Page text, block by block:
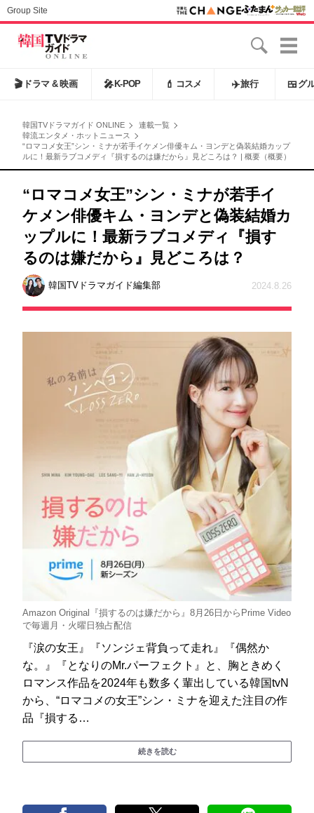
Group Site
🎬 ドラマ & 映画 🎤 K-POP 💄 コスメ ✈️旅行 🍱 グ
韓国TVドラマガイド ONLINE
連載一覧
韓流エンタメ・ホットニュース
“ロマコメ女王”シン・ミナが若手イケメン俳優キム・ヨンデと偽装結婚カップ
ルに！最新ラブコメディ『損するのは嫌だから』見どころは？ | 概要（概要）
“ロマコメ女王”シン・ミナが若手イ
ケメン俳優キム・ヨンデと偽装結婚カ
ップルに！最新ラブコメディ『損す
るのは嫌だから』見どころは？
韓国TVドラマガイド編集部 2024.8.26
Amazon Original『損するのは嫌だから』8月26日からPrime Video
で毎週月・火曜日独占配信
『涙の女王』『ソンジェ背負って走れ』『偶然か
な。』『となりのMr.パーフェクト』と、胸ときめく
ロマンス作品を2024年も数多く輩出している韓国tvN
から、“ロマコメの女王”シン・ミナを迎えた注目の作
品『損する…
続きを読む